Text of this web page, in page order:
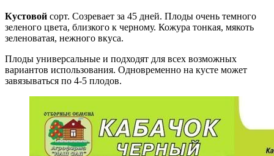
Кустовой сорт. Созревает за 45 дней. Плоды очень темного
зеленого цвета, близкого к черному. Кожура тонкая, мякоть
зеленоватая, нежного вкуса.
Плоды универсальные и подходят для всех возможных
вариантов использования. Одновременно на кусте может
завязываться по 4-5 плодов.